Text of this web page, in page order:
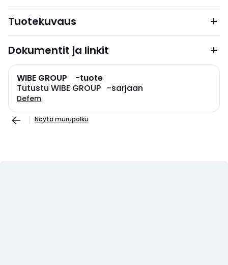
Tuotekuvaus
Dokumentit ja linkit
WIBE GROUP -tuote
Tutustu WIBE GROUP -sarjaan
Defem
Näytä murupolku